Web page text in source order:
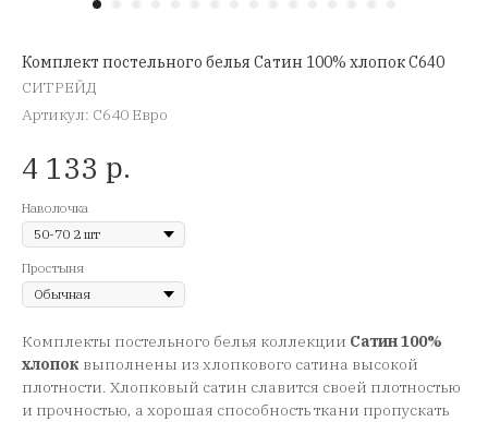
Комплект постельного белья Сатин 100% хлопок C640
СИТРЕЙД
Артикул: C640 Евро
4 133 р.
Наволочка
Простыня
Комплекты постельного белья коллекции Сатин 100%
хлопок выполнены из хлопкового сатина высокой
плотности. Хлопковый сатин славится своей плотностью
и прочностью, а хорошая способность ткани пропускать